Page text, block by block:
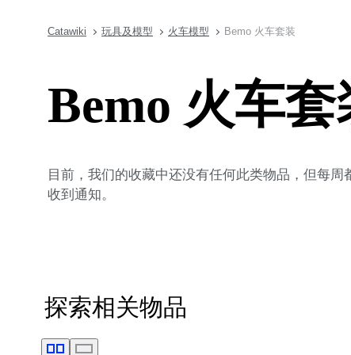
Catawiki 玩具及模型 火车模型 Bemo 火车套装
Bemo 火车套
目前，我们的收藏中还没有任何此类物品，但每
收到通知。
探索相关物品